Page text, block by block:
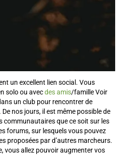
un excellent lien social. Vous
solo ou avecdes amis/famille Voir
un club pour rencontrer de
nos jours, il est même possible de
communautaires que ce soit sur les
forums, sur lesquels vous pouvez
proposées par d’autres marcheurs.
vous allez pouvoir augmenter vos